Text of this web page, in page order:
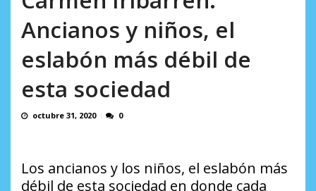
Ancianos y niños, el
eslabón más débil de
esta sociedad
octubre 31, 2020 0
Los ancianos y los niños, el eslabón más
débil de esta sociedad en donde cada